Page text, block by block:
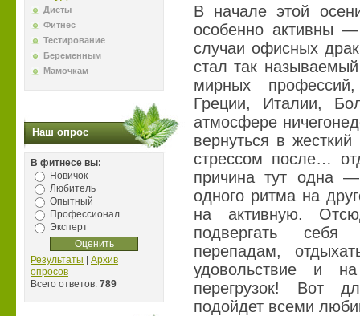
Диеты
Фитнес
Тестирование
Беременным
Мамочкам
Наш опрос
В фитнесе вы:
Новичок
Любитель
Опытный
Профессионал
Эксперт
Результаты
Архив
опросов
Всего ответов: 789
В начале этой
особенно активны
случаи офисных
стал так
мирных
Греции, Италии,
атмосфере
вернуться в
стрессом после…
причина тут одна
одного ритма на
на активную.
подвергать себя
перепадам,
удовольствие и
перегрузок! Вот
подойдет всеми